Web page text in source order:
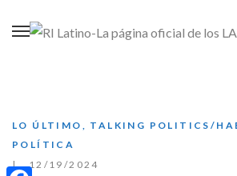
LO ÚLTIMO , TALKING POLITICS/
POLÍTICA
12/19/2024